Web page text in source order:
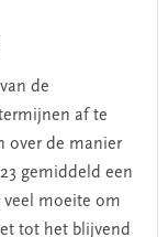
de
af te
over de manier
gemiddeld een
veel moeite om
tot het blijvend